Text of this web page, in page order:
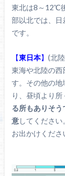
東北は8～12℃
部以北では、日
です。
【東日本】 (北
東海や北陸の
す。その他の地
り、昼頃より所
る所もありそ
意してください
お出かけくださ